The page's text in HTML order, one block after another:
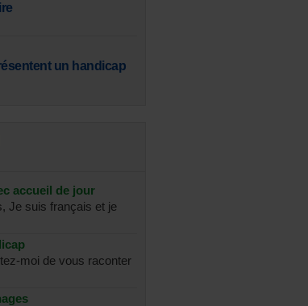
un handicap
accueil de jour
Je suis français et je
moi de vous raconter